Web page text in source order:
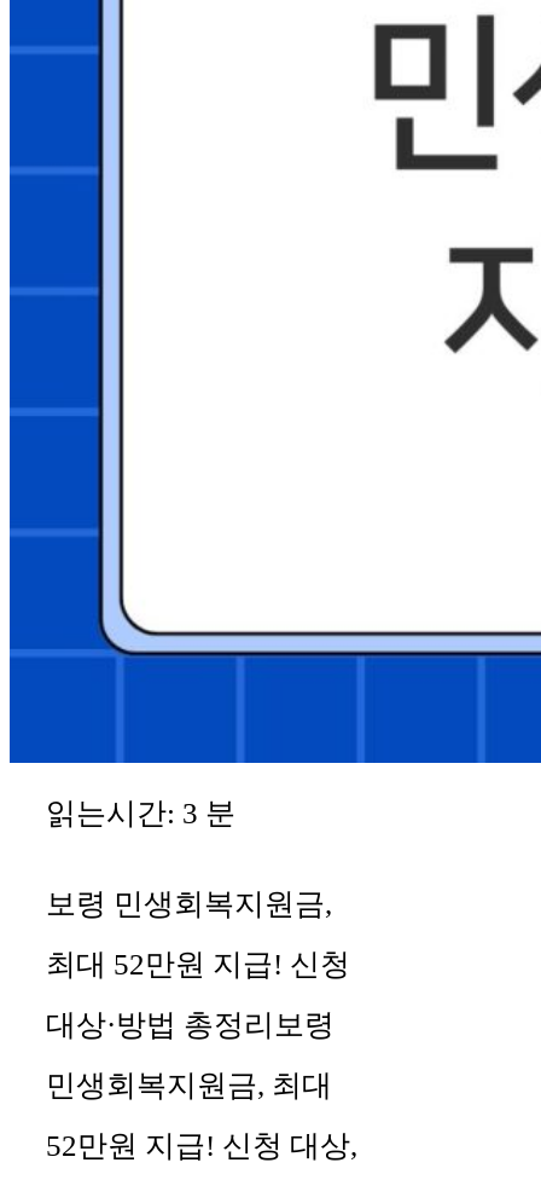
읽는시간: 3 분
보령 민생회복지원금,
최대 52만원 지급! 신청
대상·방법 총정리보령
민생회복지원금, 최대
52만원 지급! 신청 대상,